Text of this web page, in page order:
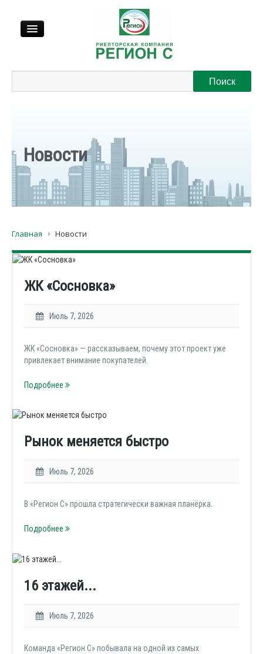
Регионы
Новости
Главная Новости
ЖК «Сосновка»
Июль 7, 2026
ЖК «Сосновка» — рассказываем, почему этот проект уже
привлекает внимание покупателей.
Подробнее
Рынок меняется быстро
Июль 7, 2026
В «Регион С» прошла стратегически важная планёрка.
Подробнее
16 этажей...
Июль 7, 2026
Команда «Регион С» побывала на одной из самых